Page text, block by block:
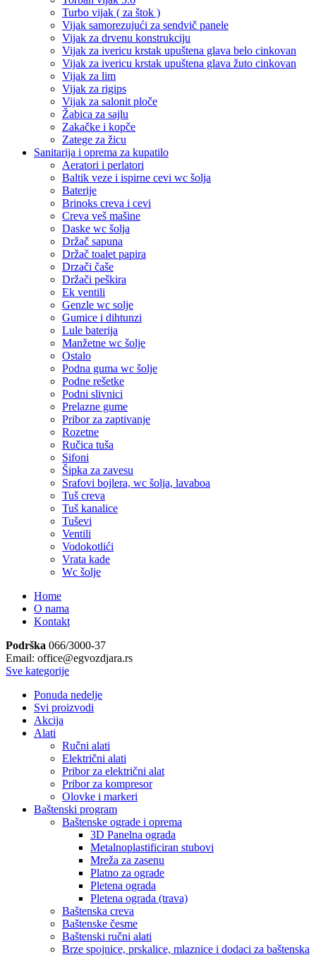
Turbo vijak ( za štok )
Vijak samorezujući za sendvič panele
Vijak za drvenu konstrukciju
Vijak za ivericu krstak upuštena glava belo cinkovan
Vijak za ivericu krstak upuštena glava žuto cinkovan
Vijak za lim
Vijak za rigips
Vijak za salonit ploče
Žabica za sajlu
Zakačke i kopče
Zatege za žicu
Sanitarija i oprema za kupatilo
Aeratori i perlatori
Baltik veze i ispirne cevi wc šolja
Baterije
Brinoks creva i cevi
Creva veš mašine
Daske wc šolja
Držač sapuna
Držač toalet papira
Drzači čaše
Držači peškira
Ek ventili
Genzle wc solje
Gumice i dihtunzi
Lule baterija
Manžetne wc šolje
Ostalo
Podna guma wc šolje
Podne rešetke
Podni slivnici
Prelazne gume
Pribor za zaptivanje
Rozetne
Ručica tuša
Sifoni
Šipka za zavesu
Srafovi bojlera, wc šolja, lavaboa
Tuš creva
Tuš kanalice
Tuševi
Ventili
Vodokotlići
Vrata kade
Wc šolje
Home
O nama
Kontakt
Podrška 066/3000-37
Email: office@egvozdjara.rs
Sve kategorije
Ponuda nedelje
Svi proizvodi
Akcija
Alati
Ručni alati
Električni alati
Pribor za električni alat
Pribor za kompresor
Olovke i markeri
Baštenski program
Baštenske ograde i oprema
3D Panelna ograda
Metalnoplastificiran stubovi
Mreža za zasenu
Platno za ograde
Pletena ograda
Pletena ograda (trava)
Baštenska creva
Baštenske česme
Baštenski ručni alati
Brze spojnice, prskalice, mlaznice i dodaci za baštenska